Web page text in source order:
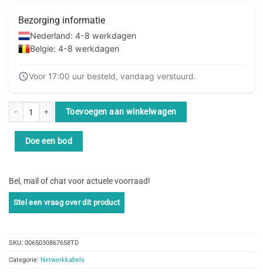
Bezorging informatie
Nederland: 4-8 werkdagen
Belgie: 4-8 werkdagen
Voor 17:00 uur besteld, vandaag verstuurd.
StarTech.com Cat6 netwerkkabel met snagless RJ45 connectoren UTP
Toevoegen aan winkelwagen
Doe een bod
Bel, mail of chat voor actuele voorraad!
SKU: 0065030867658TD
Categorie: Netwerkkabels